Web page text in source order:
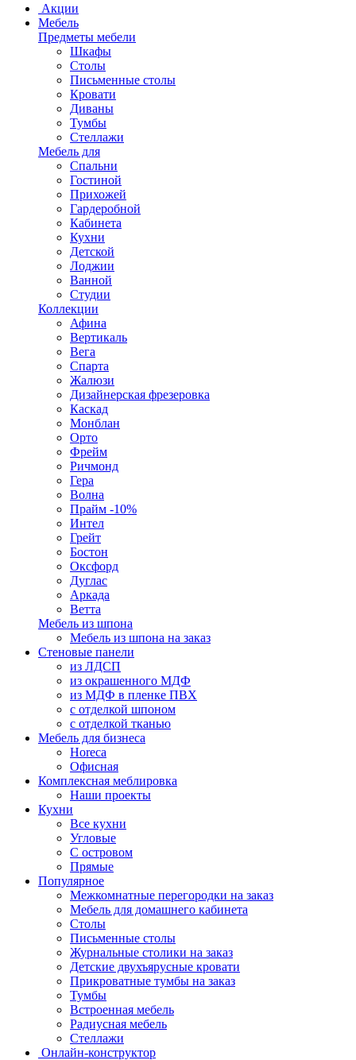
Акции
Мебель
Предметы мебели
Шкафы
Столы
Письменные столы
Кровати
Диваны
Тумбы
Стеллажи
Мебель для
Спальни
Гостиной
Прихожей
Гардеробной
Кабинета
Кухни
Детской
Лоджии
Ванной
Студии
Коллекции
Афина
Вертикаль
Вега
Спарта
Жалюзи
Дизайнерская фрезеровка
Каскад
Монблан
Орто
Фрейм
Ричмонд
Гера
Волна
Прайм -10%
Интел
Грейт
Бостон
Оксфорд
Дуглас
Аркада
Ветта
Мебель из шпона
Мебель из шпона на заказ
Стеновые панели
из ЛДСП
из окрашенного МДФ
из МДФ в пленке ПВХ
с отделкой шпоном
с отделкой тканью
Мебель для бизнеса
Horeca
Офисная
Комплексная меблировка
Наши проекты
Кухни
Все кухни
Угловые
С островом
Прямые
Популярное
Межкомнатные перегородки на заказ
Мебель для домашнего кабинета
Столы
Письменные столы
Журнальные столики на заказ
Детские двухъярусные кровати
Прикроватные тумбы на заказ
Тумбы
Встроенная мебель
Радиусная мебель
Стеллажи
Онлайн-конструктор